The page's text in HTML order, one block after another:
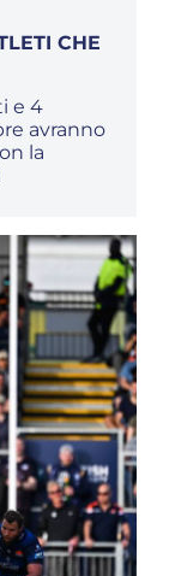
CHE
e 4
avranno
la